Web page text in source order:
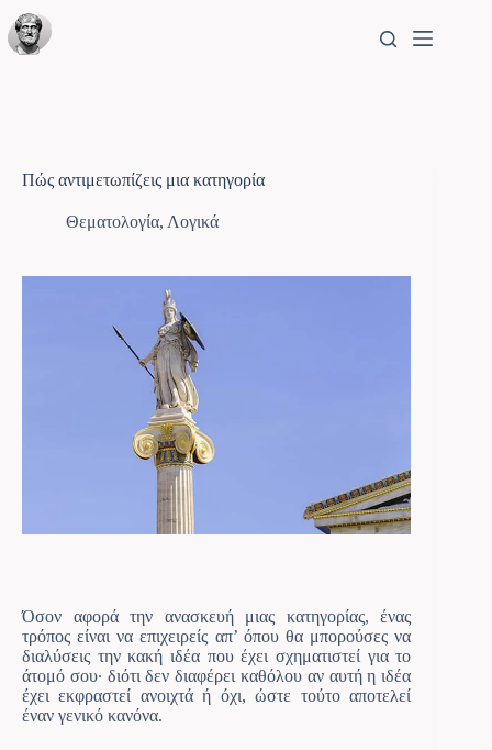
Πώς αντιμετωπίζεις μια κατηγορία
Θεματολογία, Λογικά
Όσον αφορά την ανασκευή μιας κατηγορίας, ένας
τρόπος είναι να επιχειρείς απ’ όπου θα μπορούσες να
διαλύσεις την κακή ιδέα που έχει σχηματιστεί για το
άτομό σου· διότι δεν διαφέρει καθόλου αν αυτή η ιδέα
έχει εκφραστεί ανοιχτά ή όχι, ώστε τούτο αποτελεί
έναν γενικό κανόνα.